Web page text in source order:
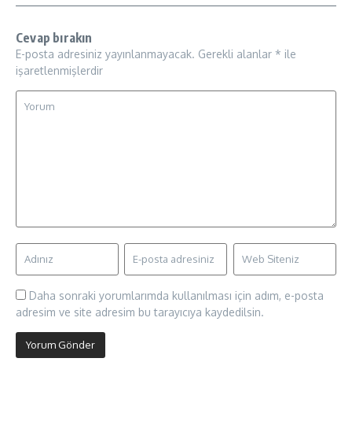
Cevap bırakın
E-posta adresiniz yayınlanmayacak. Gerekli alanlar * ile
işaretlenmişlerdir
Daha sonraki yorumlarımda kullanılması için adım, e-posta
adresim ve site adresim bu tarayıcıya kaydedilsin.